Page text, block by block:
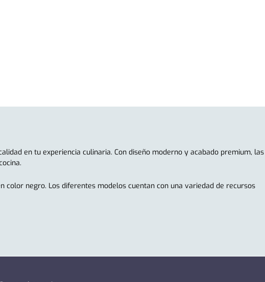
en tu experiencia culinaria. Con diseño moderno y acabado premium, las
negro. Los diferentes modelos cuentan con una variedad de recursos